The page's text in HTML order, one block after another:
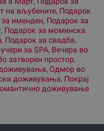
на вљубените, Подарок
именден, Подарок за
, Подарок за моминска
, Подарок за свадба,
за SPA, Вечера во
затворен простор,
, Одмор во
доживувања, Покрај
доживување